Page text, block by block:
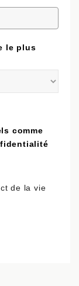
le plus
comme
de la vie